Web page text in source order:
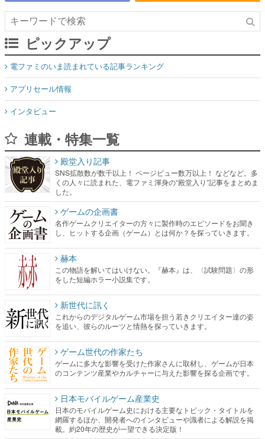
ピックアップ
電ファミのいま読まれている記事ランキング
アプリセール情報
インタビュー
連載・特集一覧
殿堂入り記事
SNS拡散数が数千以上！ ページビュー数万以上！ などなど。多
くの人々に読まれた、電ファミ渾身の“殿堂入り”記事をまとめま
した。
ゲームの企画書
名作ゲームクリエイターの方々に製作時のエピソードをお聞き
し、ヒットする企画（ゲーム）とは何か？を探っていきます。
赫本
この物語を解いてはいけない。『赫本』は、〈試験問題〉の形
をした短編ホラー小説集です。
新世代に訊く
これからのデジタルゲーム市場を担う若きクリエイター達の姿
を追い、彼らのルーツと情熱を探っていきます。
ゲーム世代の作家たち
ゲームに多大な影響を受けた作家さんに取材し、ゲームが日本
のコンテンツ産業やカルチャーに与えた影響を探る企画です。
日本モバイルゲーム産業史
日本のモバイルゲーム史における主要なトピック・タイトルを
網羅するほか、開発者へのインタビューや識者による解説を掲
載。約20年の歴史が一望できる決定版！